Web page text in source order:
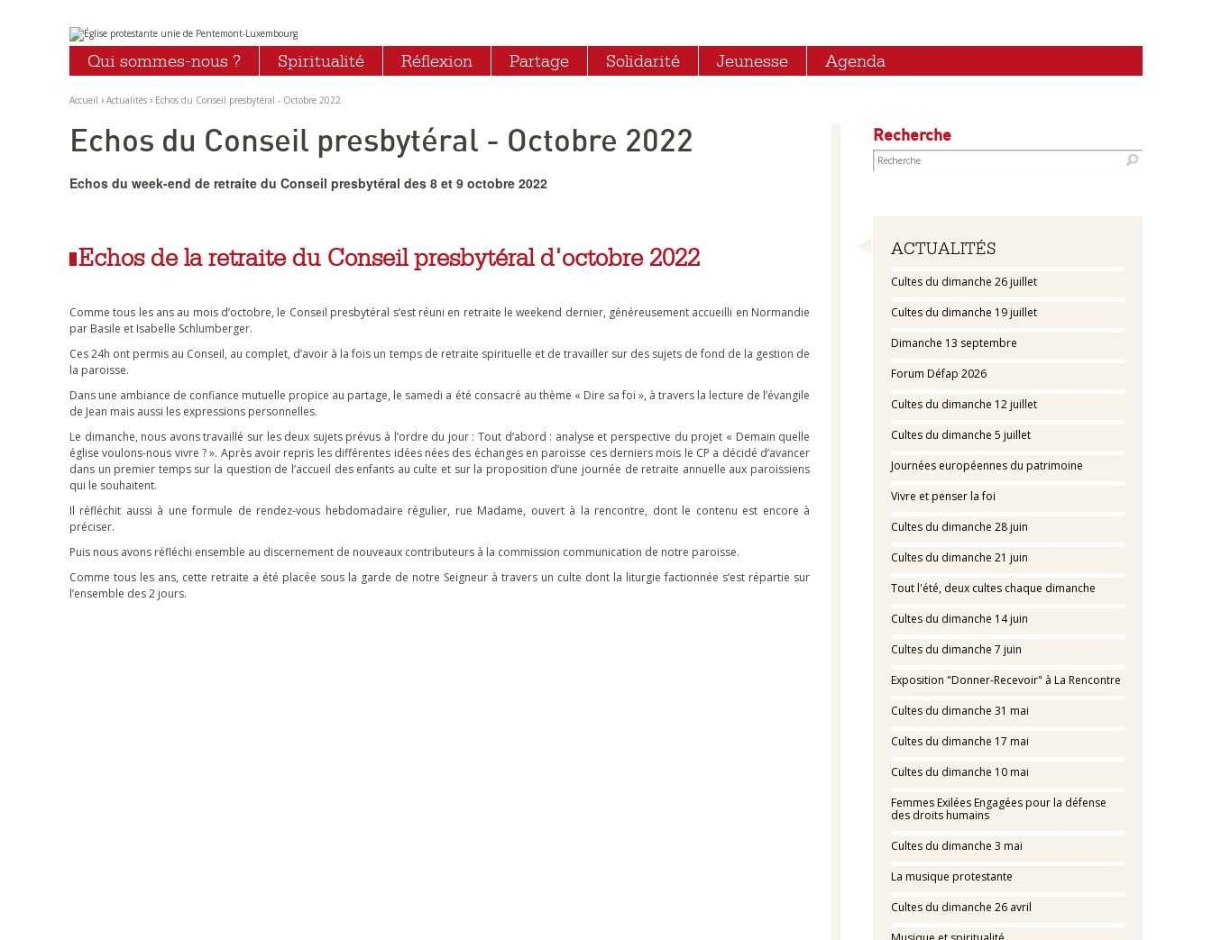
Aller
au
contenu.
à
Outils
personnels
Qui sommes-nous ? Spiritualité Réflexion Partage Solidarité Jeunesse Agenda
Accueil › Actualités › Echos du Conseil presbytéral - Octobre 2022
Recherche
Navigation
ACTUALITÉS
Cultes du dimanche 26 juillet
Cultes du dimanche 19 juillet
Dimanche 13 septembre
Forum Défap 2026
Cultes du dimanche 12 juillet
Cultes du dimanche 5 juillet
Journées européennes du patrimoine
Vivre et penser la foi
Cultes du dimanche 28 juin
Cultes du dimanche 21 juin
Tout l'été, deux cultes chaque dimanche
Cultes du dimanche 14 juin
Cultes du dimanche 7 juin
Exposition "Donner-Recevoir" à La Rencontre
Cultes du dimanche 31 mai
Cultes du dimanche 17 mai
Cultes du dimanche 10 mai
Femmes Exilées Engagées pour la défense
des droits humains
Cultes du dimanche 3 mai
La musique protestante
Cultes du dimanche 26 avril
Echos du Conseil presbytéral - Octobre 2022
Echos du week-end de retraite du Conseil presbytéral des 8 et 9 octobre 2022
Echos de la retraite du Conseil presbytéral d'octobre 2022
Comme tous les ans au mois d’octobre, le Conseil presbytéral s’est réuni en retraite le weekend dernier, généreusement accueilli en Normandie
par Basile et Isabelle Schlumberger.
Ces 24h ont permis au Conseil, au complet, d’avoir à la fois un temps de retraite spirituelle et de travailler sur des sujets de fond de la gestion de
la paroisse.
Dans une ambiance de confiance mutuelle propice au partage, le samedi a été consacré au thème « Dire sa foi », à travers la lecture de l’évangile
de Jean mais aussi les expressions personnelles.
Le dimanche, nous avons travaillé sur les deux sujets prévus à l’ordre du jour : Tout d’abord : analyse et perspective du projet « Demain quelle
église voulons-nous vivre ? ». Après avoir repris les différentes idées nées des échanges en paroisse ces derniers mois le CP a décidé d’avancer
dans un premier temps sur la question de l’accueil des enfants au culte et sur la proposition d’une journée de retraite annuelle aux paroissiens
qui le souhaitent.
Il réfléchit aussi à une formule de rendez-vous hebdomadaire régulier, rue Madame, ouvert à la rencontre, dont le contenu est encore à
préciser.
Puis nous avons réfléchi ensemble au discernement de nouveaux contributeurs à la commission communication de notre paroisse.
Comme tous les ans, cette retraite a été placée sous la garde de notre Seigneur à travers un culte dont la liturgie factionnée s’est répartie sur
l’ensemble des 2 jours.